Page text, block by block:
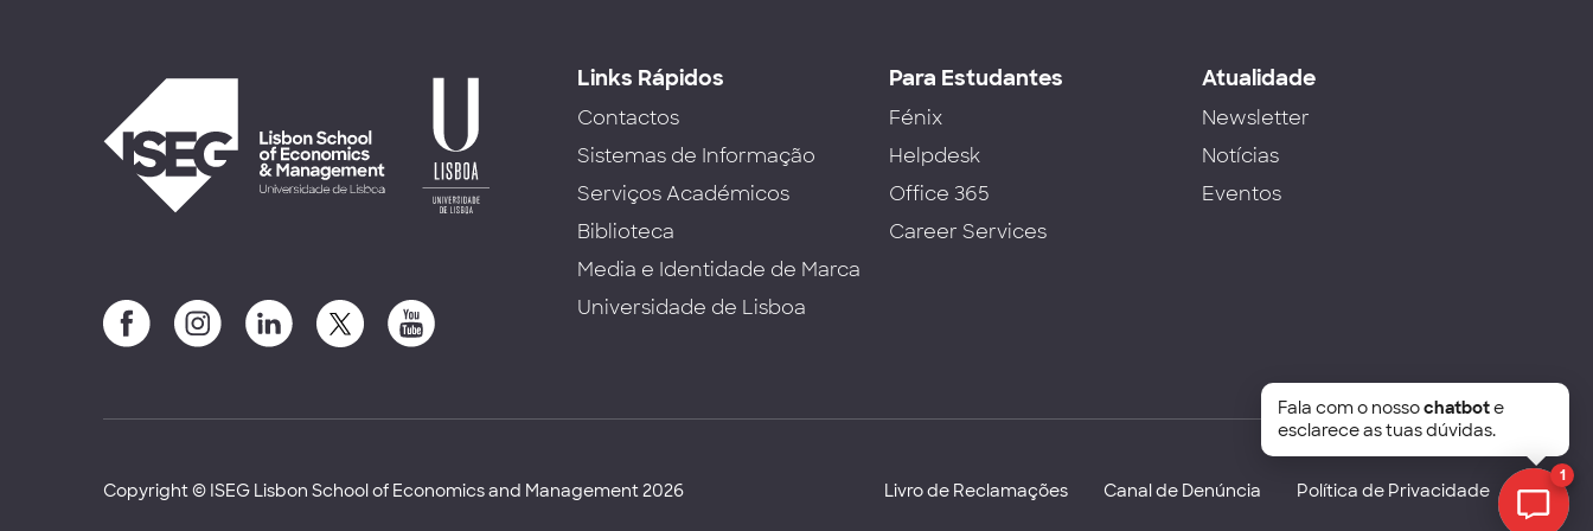
Links Rápidos
Contactos
Sistemas de Informação
Serviços Académicos
Biblioteca
Media e Identidade de Marca
Universidade de Lisboa
Para Estudantes
Fénix
Helpdesk
Office 365
Career Services
Atualidade
Newsletter
Notícias
Eventos
Copyright © ISEG Lisbon School of Economics and Management 2026 Livro de Reclamações Canal de Denúncia Política de Privacidade
1
Fala com o nossochatbote
esclarece as tuas dúvidas.